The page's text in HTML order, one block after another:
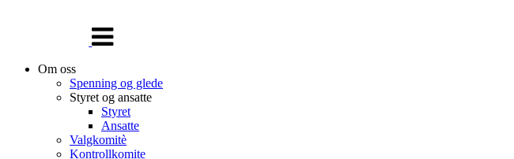
navigasjon
Om oss
Spenning og glede
Styret og ansatte
Styret
Ansatte
Valgkomitè
Kontrollkomite